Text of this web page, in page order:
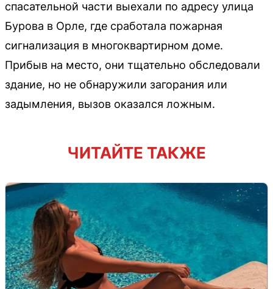
спасательной части выехали по адресу улица
Бурова в Орле, где сработала пожарная
сигнализация в многоквартирном доме.
Прибыв на место, они тщательно обследовали
здание, но не обнаружили загорания или
задымления, вызов оказался ложным.
ЧИТАЙТЕ ТАКЖЕ